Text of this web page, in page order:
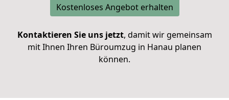
Kostenloses Angebot erhalten
Kontaktieren Sie uns jetzt, damit wir gemeinsam
mit Ihnen Ihren Büroumzug in Hanau planen
können.